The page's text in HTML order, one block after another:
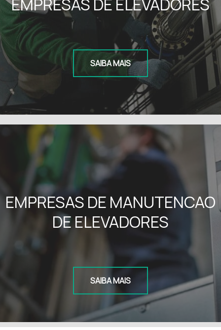
SAIBA MAIS
EMPRESAS DE MANUTENCAO
DE ELEVADORES
SAIBA MAIS